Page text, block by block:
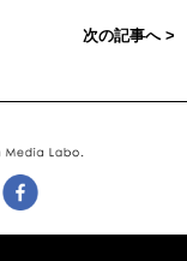
次の記事へ >